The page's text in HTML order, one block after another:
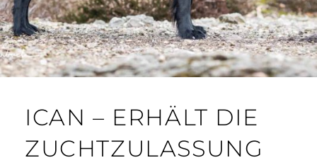
ICAN – ERHÄLT DIE
ZUCHTZULASSUNG